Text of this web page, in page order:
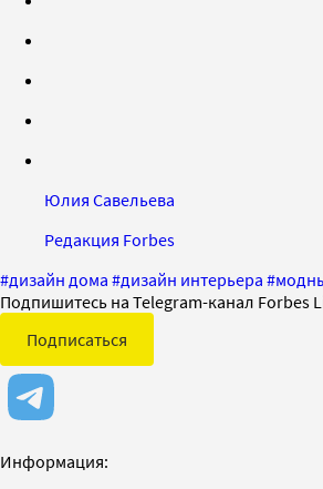
Юлия Савельева
Редакция Forbes
#дизайн дома #дизайн интерьера #
Подпишитесь на Telegram-канал Forbes
Подписаться
Информация: